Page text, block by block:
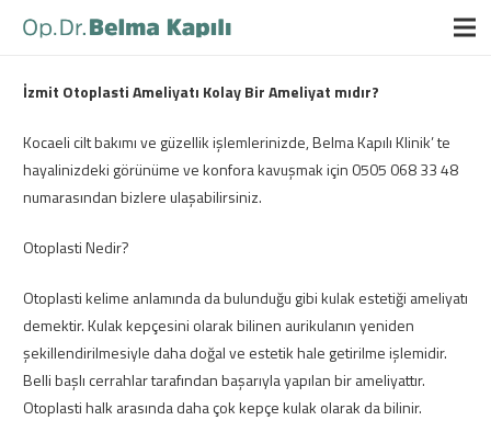
İzmit Otoplasti Ameliyatı Kolay Bir Ameliyat mıdır?
Kocaeli cilt bakımı ve güzellik işlemlerinizde, Belma Kapılı Klinik’ te
hayalinizdeki görünüme ve konfora kavuşmak için 0505 068 33 48
numarasından bizlere ulaşabilirsiniz.
Otoplasti Nedir?
Otoplasti kelime anlamında da bulunduğu gibi kulak estetiği ameliyatı
demektir. Kulak kepçesini olarak bilinen aurikulanın yeniden
şekillendirilmesiyle daha doğal ve estetik hale getirilme işlemidir.
Belli başlı cerrahlar tarafından başarıyla yapılan bir ameliyattır.
Otoplasti halk arasında daha çok kepçe kulak olarak da bilinir.